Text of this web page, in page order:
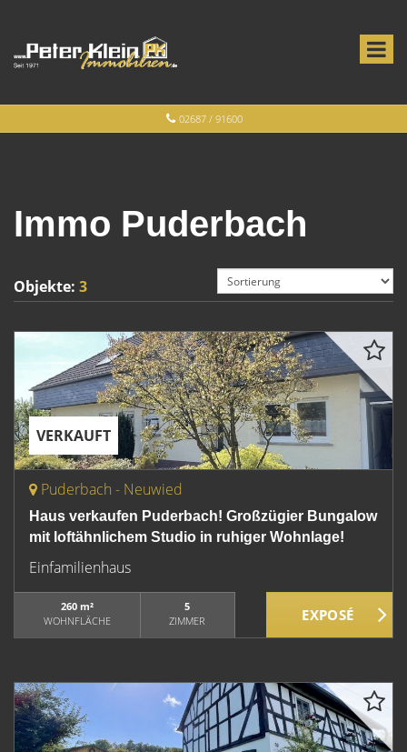
02687 / 91600
Immo Puderbach
Objekte: 3
VERKAUFT
Puderbach - Neuwied
Haus verkaufen Puderbach! Großzügier Bungalow
mit loftähnlichem Studio in ruhiger Wohnlage!
Einfamilienhaus
260 m²
WOHNFLÄCHE
5
ZIMMER